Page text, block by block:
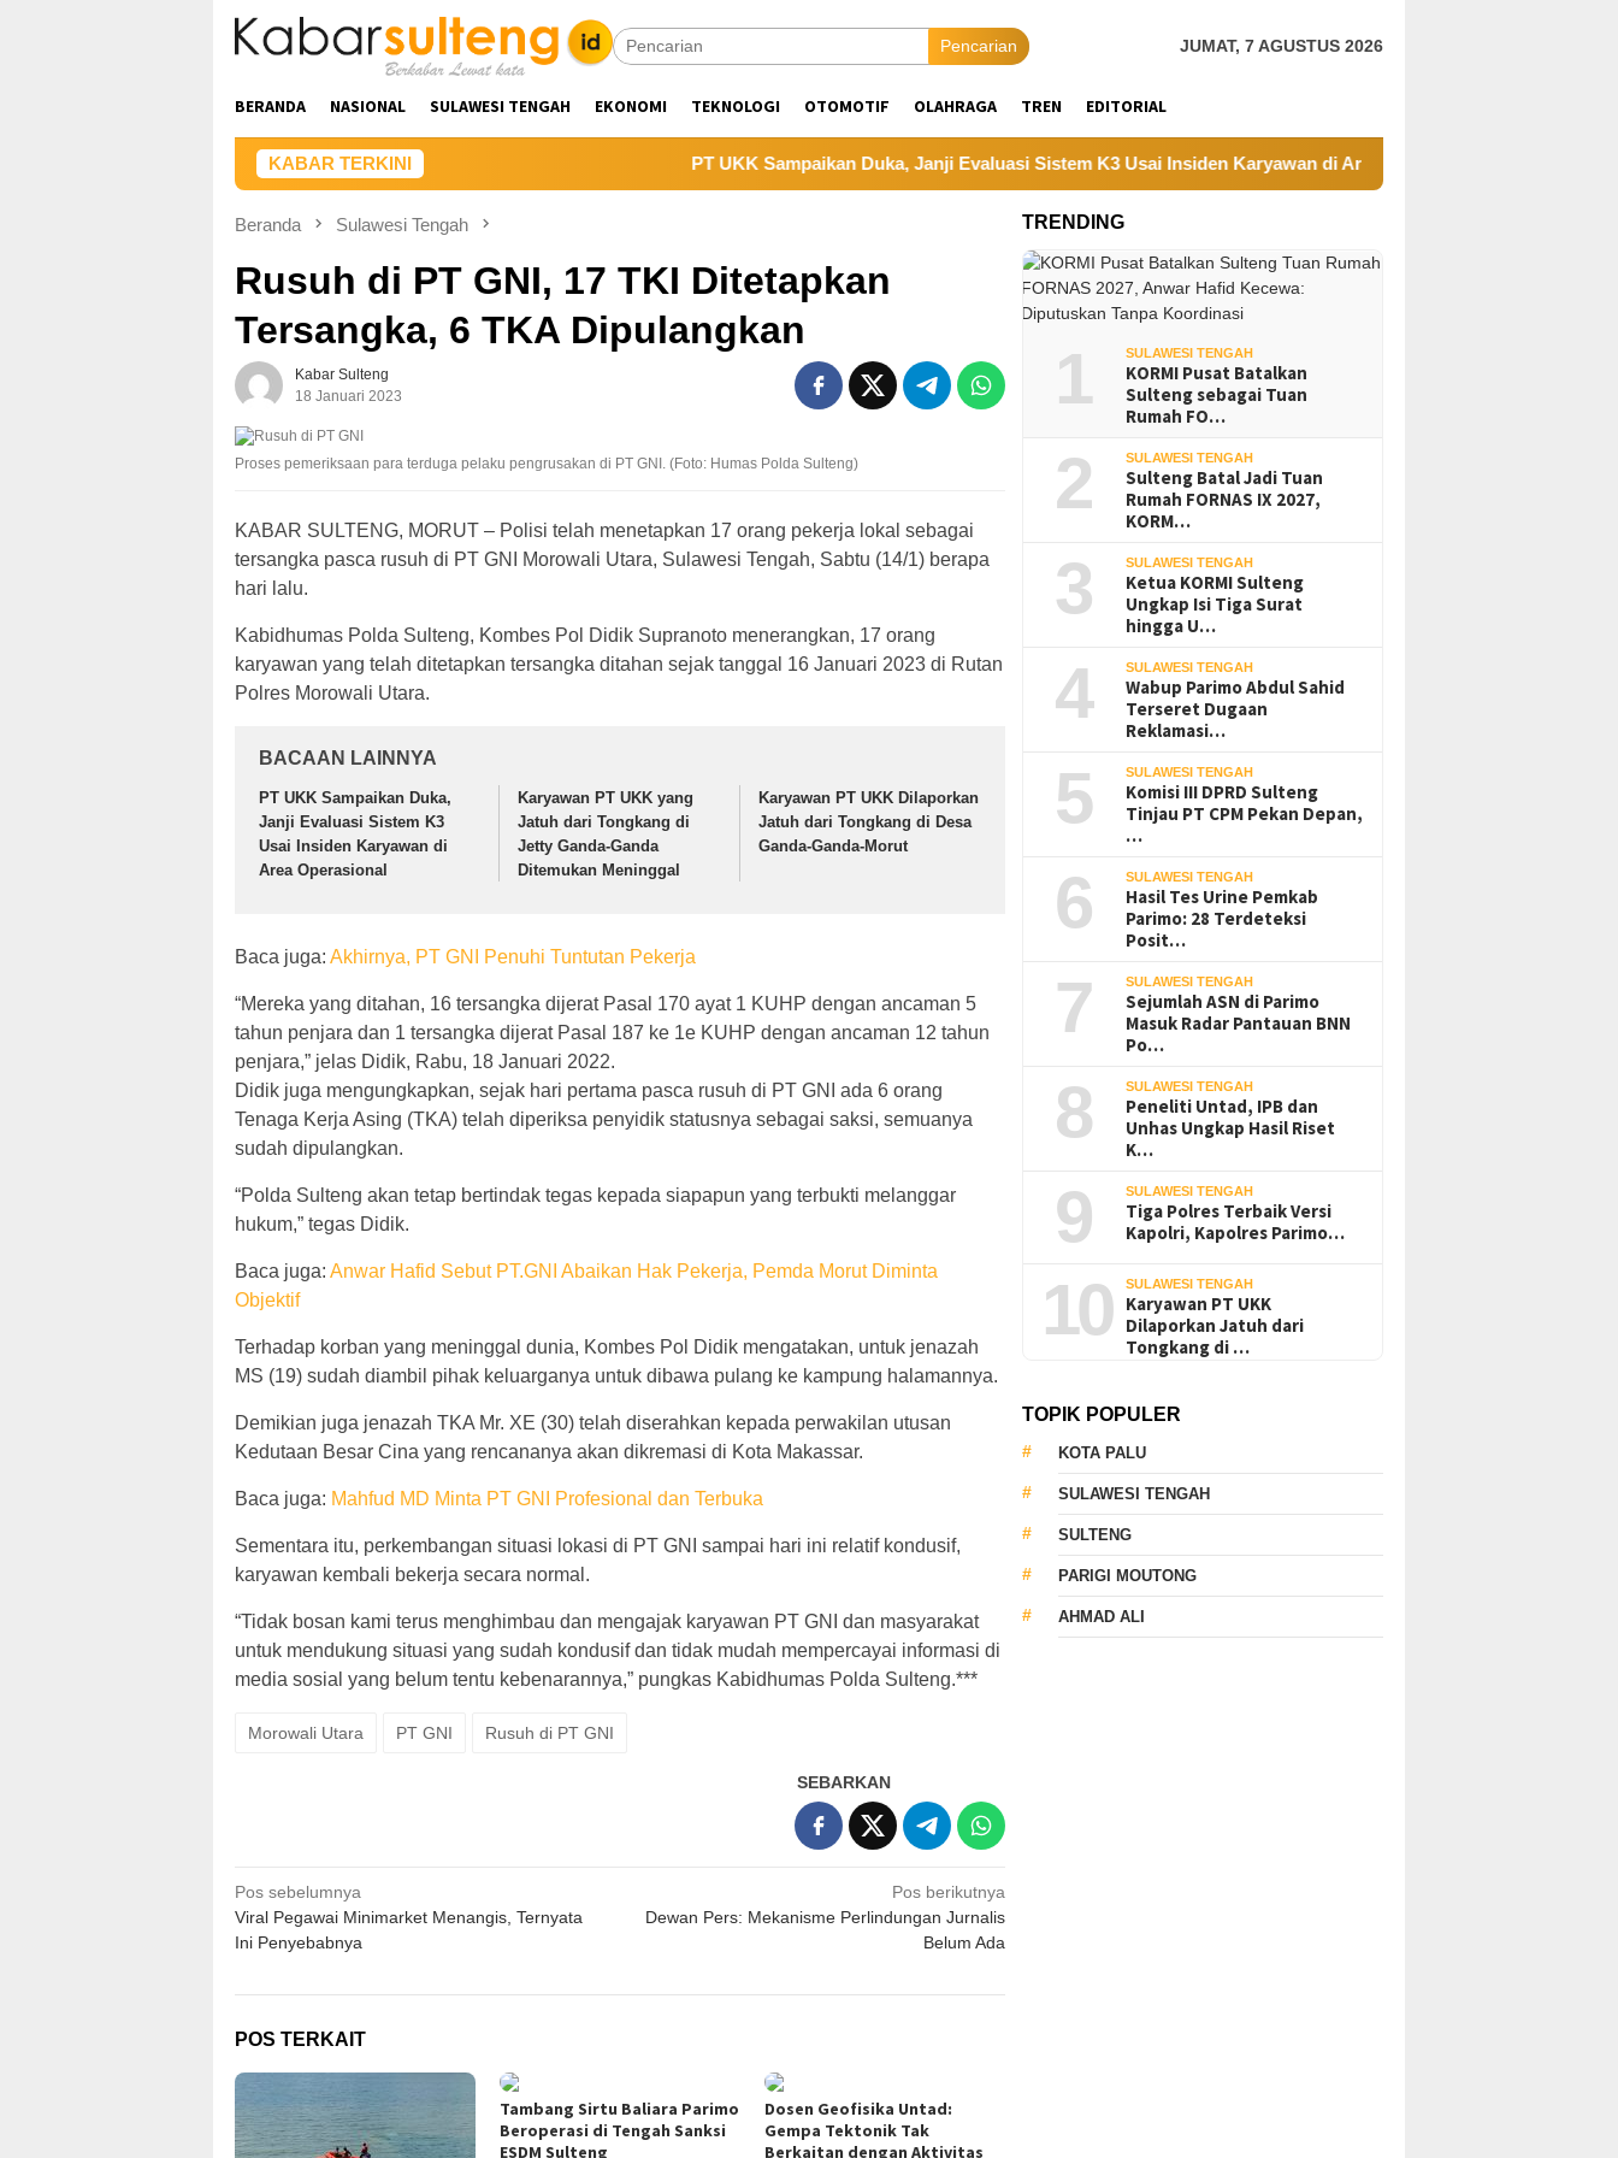
Pencarian JUMAT, 7 AGUSTUS 2026
BERANDA NASIONAL SULAWESI TENGAH EKONOMI TEKNOLOGI OTOMOTIF OLAHRAGA TREN EDITORIAL
KABAR TERKINI PT UKK Sampaikan Duka, Janji Evaluasi Sistem K3 Usai Insiden Karyawan di Area Operasional
Beranda Sulawesi Tengah
Rusuh di PT GNI, 17 TKI Ditetapkan
Tersangka, 6 TKA Dipulangkan
Kabar Sulteng
18 Januari 2023
Proses pemeriksaan para terduga pelaku pengrusakan di PT GNI. (Foto: Humas Polda Sulteng)
KABAR SULTENG, MORUT – Polisi telah menetapkan 17 orang pekerja lokal sebagai
tersangka pasca rusuh di PT GNI Morowali Utara, Sulawesi Tengah, Sabtu (14/1) berapa
hari lalu.
Kabidhumas Polda Sulteng, Kombes Pol Didik Supranoto menerangkan, 17 orang
karyawan yang telah ditetapkan tersangka ditahan sejak tanggal 16 Januari 2023 di Rutan
Polres Morowali Utara.
BACAAN LAINNYA
PT UKK Sampaikan Duka,
Janji Evaluasi Sistem K3
Usai Insiden Karyawan di
Area Operasional
Karyawan PT UKK yang
Jatuh dari Tongkang di
Jetty Ganda-Ganda
Ditemukan Meninggal
Karyawan PT UKK Dilaporkan
Jatuh dari Tongkang di Desa
Ganda-Ganda-Morut
Baca juga: Akhirnya, PT GNI Penuhi Tuntutan Pekerja
“Mereka yang ditahan, 16 tersangka dijerat Pasal 170 ayat 1 KUHP dengan ancaman 5
tahun penjara dan 1 tersangka dijerat Pasal 187 ke 1e KUHP dengan ancaman 12 tahun
penjara,” jelas Didik, Rabu, 18 Januari 2022.
Didik juga mengungkapkan, sejak hari pertama pasca rusuh di PT GNI ada 6 orang
Tenaga Kerja Asing (TKA) telah diperiksa penyidik statusnya sebagai saksi, semuanya
sudah dipulangkan.
“Polda Sulteng akan tetap bertindak tegas kepada siapapun yang terbukti melanggar
hukum,” tegas Didik.
Baca juga: Anwar Hafid Sebut PT.GNI Abaikan Hak Pekerja, Pemda Morut Diminta
Objektif
Terhadap korban yang meninggal dunia, Kombes Pol Didik mengatakan, untuk jenazah
MS (19) sudah diambil pihak keluarganya untuk dibawa pulang ke kampung halamannya.
Demikian juga jenazah TKA Mr. XE (30) telah diserahkan kepada perwakilan utusan
Kedutaan Besar Cina yang rencananya akan dikremasi di Kota Makassar.
Baca juga: Mahfud MD Minta PT GNI Profesional dan Terbuka
Sementara itu, perkembangan situasi lokasi di PT GNI sampai hari ini relatif kondusif,
karyawan kembali bekerja secara normal.
“Tidak bosan kami terus menghimbau dan mengajak karyawan PT GNI dan masyarakat
untuk mendukung situasi yang sudah kondusif dan tidak mudah mempercayai informasi di
media sosial yang belum tentu kebenarannya,” pungkas Kabidhumas Polda Sulteng.***
Morowali Utara PT GNI Rusuh di PT GNI
SEBARKAN
Navigasi
pos
Pos sebelumnya
Viral Pegawai Minimarket Menangis, Ternyata
Ini Penyebabnya
Pos berikutnya
Dewan Pers: Mekanisme Perlindungan Jurnalis
Belum Ada
POS TERKAIT
Tambang Sirtu Baliara Parimo
Beroperasi di Tengah Sanksi
ESDM Sulteng
Dosen Geofisika Untad:
Gempa Tektonik Tak
Berkaitan dengan Aktivitas
TRENDING
1 SULAWESI TENGAH
KORMI Pusat Batalkan
Sulteng sebagai Tuan
Rumah FO…
2 SULAWESI TENGAH
Sulteng Batal Jadi Tuan
Rumah FORNAS IX 2027,
KORM…
3 SULAWESI TENGAH
Ketua KORMI Sulteng
Ungkap Isi Tiga Surat
hingga U…
4 SULAWESI TENGAH
Wabup Parimo Abdul Sahid
Terseret Dugaan
Reklamasi…
5 SULAWESI TENGAH
Komisi III DPRD Sulteng
Tinjau PT CPM Pekan Depan,
…
6 SULAWESI TENGAH
Hasil Tes Urine Pemkab
Parimo: 28 Terdeteksi
Posit…
7 SULAWESI TENGAH
Sejumlah ASN di Parimo
Masuk Radar Pantauan BNN
Po…
8 SULAWESI TENGAH
Peneliti Untad, IPB dan
Unhas Ungkap Hasil Riset
K…
9 SULAWESI TENGAH
Tiga Polres Terbaik Versi
Kapolri, Kapolres Parimo…
10 SULAWESI TENGAH
Karyawan PT UKK
Dilaporkan Jatuh dari
Tongkang di …
TOPIK POPULER
KOTA PALU
SULAWESI TENGAH
SULTENG
PARIGI MOUTONG
AHMAD ALI